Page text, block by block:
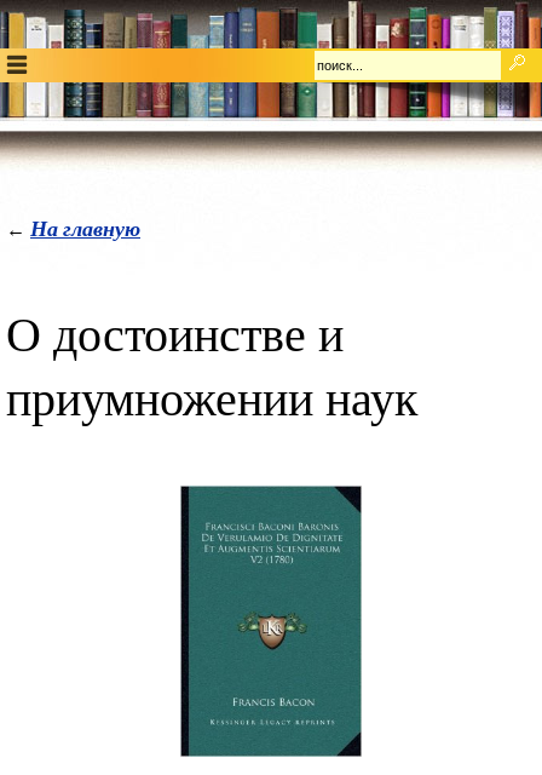
← На главную
О достоинстве и
приумножении наук